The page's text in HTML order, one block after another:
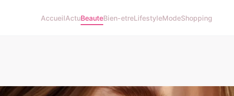
AccueilActuBeauteBien-etreLifestyleModeShopping